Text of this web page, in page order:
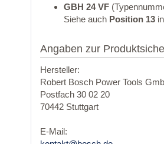
GBH 24 VF
Siehe auch Position 13
Angaben zur
Hersteller:
Robert Bosch Power Tools
Postfach 30 02 20
70442 Stuttgart
E-Mail: